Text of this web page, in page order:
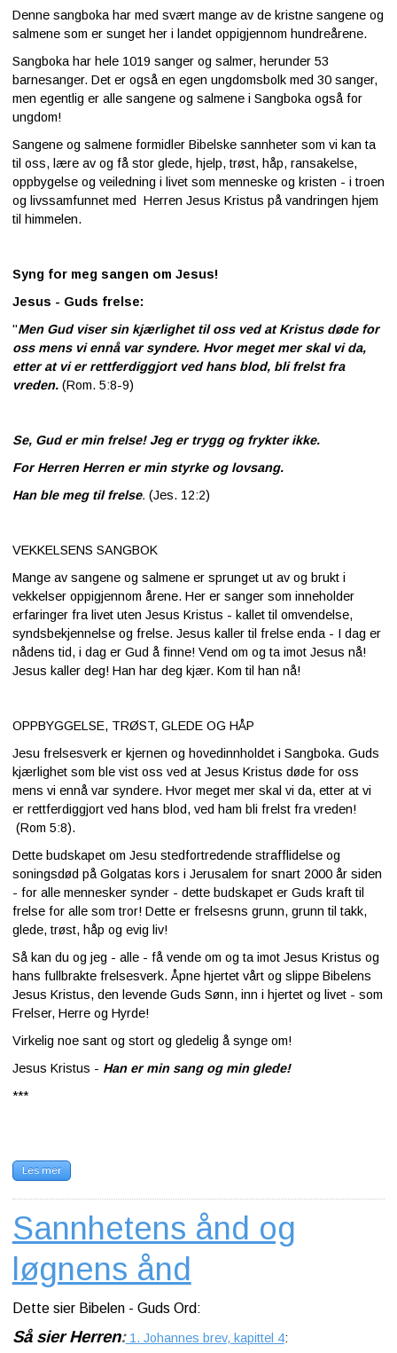
Denne sangboka har med svært mange av de kristne sangene og
salmene som er sunget her i landet oppigjennom hundreårene.
Sangboka har hele 1019 sanger og salmer, herunder 53
barnesanger. Det er også en egen ungdomsbolk med 30 sanger,
men egentlig er alle sangene og salmene i Sangboka også for
ungdom!
Sangene og salmene formidler Bibelske sannheter som vi kan ta
til oss, lære av og få stor glede, hjelp, trøst, håp, ransakelse,
oppbygelse og veiledning i livet som menneske og kristen - i troen
og livssamfunnet med Herren Jesus Kristus på vandringen hjem
til himmelen.
Syng for meg sangen om Jesus!
Jesus - Guds frelse:
"Men Gud viser sin kjærlighet til oss ved at Kristus døde for
oss mens vi ennå var syndere. Hvor meget mer skal vi da,
etter at vi er rettferdiggjort ved hans blod, bli frelst fra
vreden.(Rom. 5:8-9)
Se, Gud er min frelse! Jeg er trygg og frykter ikke.
For Herren Herren er min styrke og lovsang.
Han ble meg til frelse. (Jes. 12:2)
VEKKELSENS SANGBOK
Mange av sangene og salmene er sprunget ut av og brukt i
vekkelser oppigjennom årene. Her er sanger som inneholder
erfaringer fra livet uten Jesus Kristus - kallet til omvendelse,
syndsbekjennelse og frelse. Jesus kaller til frelse enda - I dag er
nådens tid, i dag er Gud å finne! Vend om og ta imot Jesus nå!
Jesus kaller deg! Han har deg kjær. Kom til han nå!
OPPBYGGELSE, TRØST, GLEDE OG HÅP
Jesu frelsesverk er kjernen og hovedinnholdet i Sangboka. Guds
kjærlighet som ble vist oss ved at Jesus Kristus døde for oss
mens vi ennå var syndere. Hvor meget mer skal vi da, etter at vi
er rettferdiggjort ved hans blod, ved ham bli frelst fra vreden!
(Rom 5:8).
Dette budskapet om Jesu stedfortredende strafflidelse og
soningsdød på Golgatas kors i Jerusalem for snart 2000 år siden
- for alle mennesker synder - dette budskapet er Guds kraft til
frelse for alle som tror! Dette er frelsesns grunn, grunn til takk,
glede, trøst, håp og evig liv!
Så kan du og jeg - alle - få vende om og ta imot Jesus Kristus og
hans fullbrakte frelsesverk. Åpne hjertet vårt og slippe Bibelens
Jesus Kristus, den levende Guds Sønn, inn i hjertet og livet - som
Frelser, Herre og Hyrde!
Virkelig noe sant og stort og gledelig å synge om!
Jesus Kristus - Han er min sang og min glede!
***
Les mer
Sannhetens ånd og
løgnens ånd
Dette sier Bibelen - Guds Ord:
Så sier Herren:1. Johannes brev, kapittel 4: